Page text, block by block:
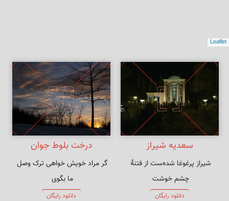
Leaflet
سعدیه شیراز
شیراز پرغوغا شده‌ست از فتنهٔ
ترسم که آشوب خوشت برهم زند
دانلود رایگان
درخت بلوط جوان
گر مراد خویش خواهی ترک وصل
ور مرا خواهی رها کن اختیار
دانلود رایگان